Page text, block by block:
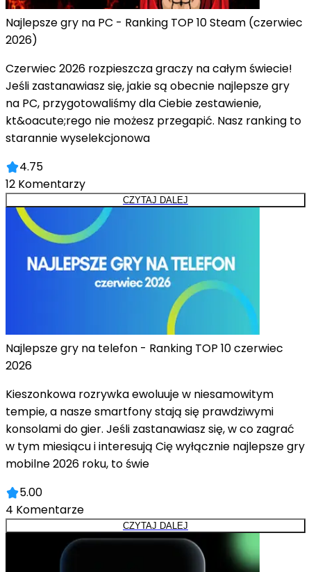
Najlepsze gry na PC - Ranking TOP 10 Steam (czerwiec
2026)
Czerwiec 2026 rozpieszcza graczy na całym świecie!
Jeśli zastanawiasz się, jakie są obecnie najlepsze gry
na PC, przygotowaliśmy dla Ciebie zestawienie,
kt&oacute;rego nie możesz przegapić. Nasz ranking to
starannie wyselekcjonowa
4.75
12 Komentarzy
CZYTAJ DALEJ
Najlepsze gry na telefon - Ranking TOP 10 czerwiec
2026
Kieszonkowa rozrywka ewoluuje w niesamowitym
tempie, a nasze smartfony stają się prawdziwymi
konsolami do gier. Jeśli zastanawiasz się, w co zagrać
w tym miesiącu i interesują Cię wyłącznie najlepsze gry
mobilne 2026 roku, to świe
5.00
4 Komentarze
CZYTAJ DALEJ